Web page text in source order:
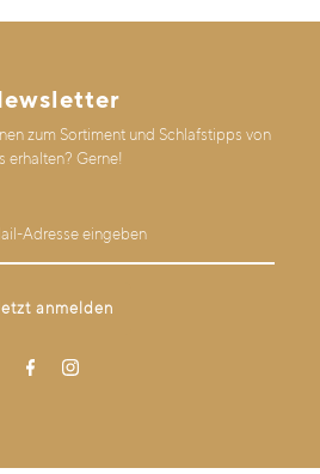
zum Sortiment und Schlafstipps von
erhalten? Gerne!